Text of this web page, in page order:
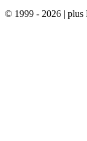
© 1999 - 2026 | plus